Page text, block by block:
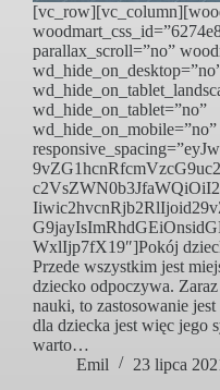
parallax_scroll=”no”
wd_hide_on_tablet=”no”
wd_hide_on_mobile=”no”
WxlIjp7fX19″]Pokój
Przede wszystkim jest
dziecko odpoczywa.
nauki, to zastosowanie jest
dla dziecka jest więc jego
warto…
Emil
23 lipca